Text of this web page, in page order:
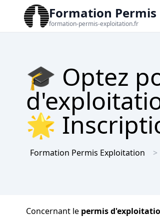
Formation
formation-permis-exploitation.fr
🎓 Optez
🌟
Formation Permis Exploitation
Concernant le permis